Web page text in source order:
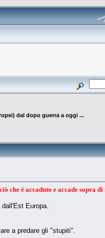
dal dopo guerra a oggi ...
che é accaduto e accade sopra di
Europa.
a predare gli "stupiti".